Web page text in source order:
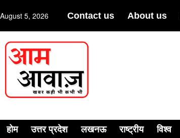
August 5, 2026 Contact us About us
होम उत्तर प्रदेश लखनऊ राष्ट्रीय विश्व